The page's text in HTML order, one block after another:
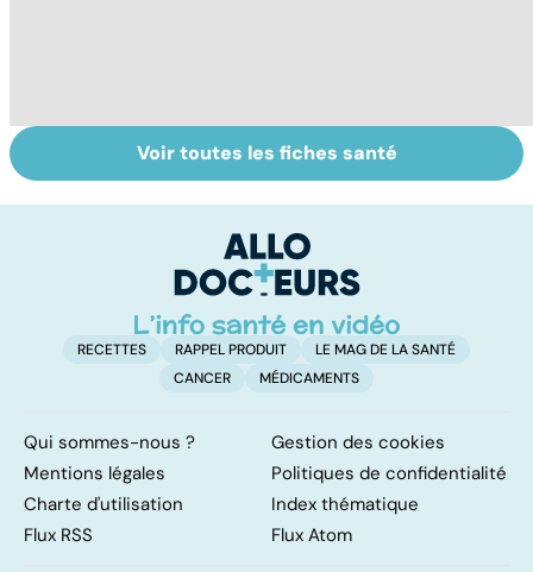
Inflammation des
amygdales : que
Remèdes
naturels : les
mères
Voir toutes les fiches santé
RECETTES RAPPEL PRODUIT
LE MAG DE LA SANTÉ
CANCER
MÉDICAMENTS
Qui sommes-nous ?
Gestion des cookies
Mentions légales
Politiques de confidentialité
Charte d'utilisation
Index thématique
Flux RSS
Flux Atom